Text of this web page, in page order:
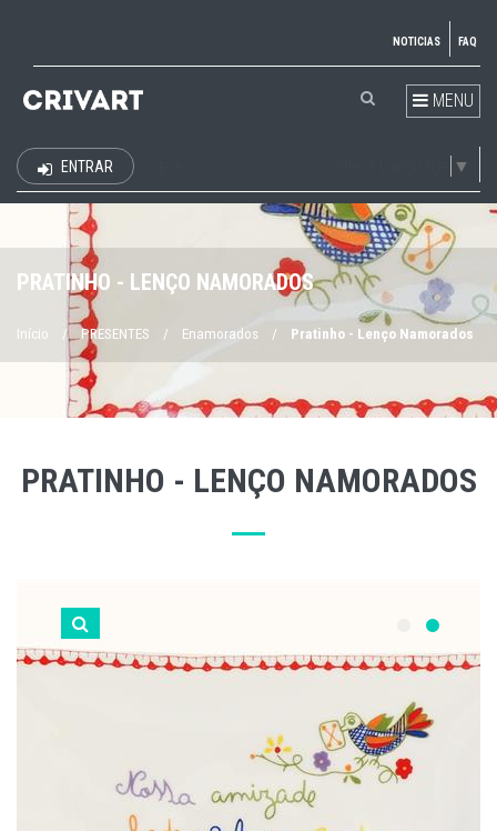
NOTICIAS FAQ
MENU
▼
ENTRAR
PRATINHO - LENÇO NAMORADOS
Início / PRESENTES / Enamorados / Pratinho - Lenço Namorados
PRATINHO - LENÇO NAMORADOS